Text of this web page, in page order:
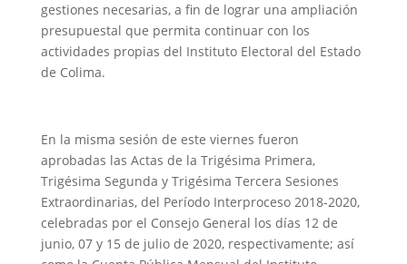
gestiones necesarias, a fin de lograr una ampliación
presupuestal que permita continuar con los
actividades propias del Instituto Electoral del Estado
de Colima.
En la misma sesión de este viernes fueron
aprobadas las Actas de la Trigésima Primera,
Trigésima Segunda y Trigésima Tercera Sesiones
Extraordinarias, del Período Interproceso 2018-2020,
celebradas por el Consejo General los días 12 de
junio, 07 y 15 de julio de 2020, respectivamente; así